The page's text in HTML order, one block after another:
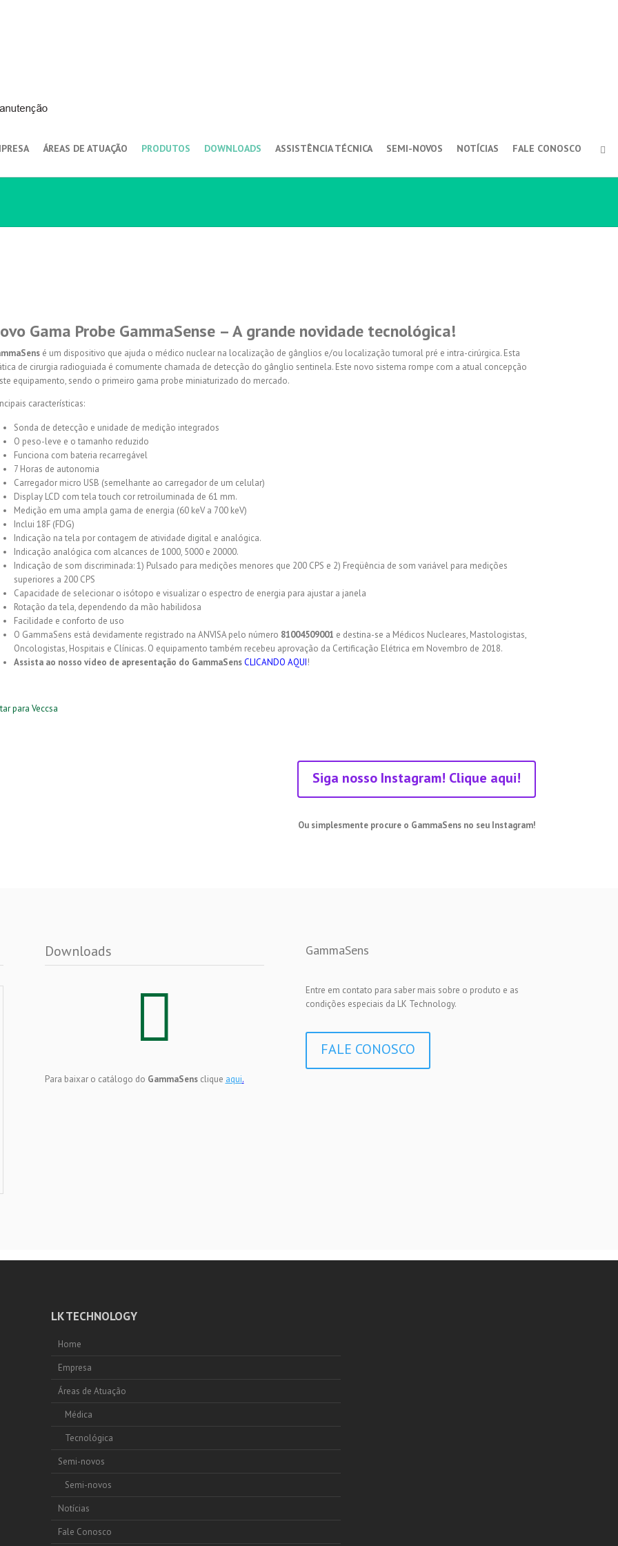
ÁREAS DE ATUAÇÃO PRODUTOS DOWNLOADS ASSISTÊNCIA TÉCNICA SEMI-NOVOS NOTÍCIAS FALE CONOSCO
Gama Probe GammaSense – A grande novidade tecnológica!
é um dispositivo que ajuda o médico nuclear na localização de gânglios e/ou localização tumoral pré e intra-cirúrgica. Esta
de cirurgia radioguiada é comumente chamada de detecção do gânglio sentinela. Este novo sistema rompe com a atual concepção
equipamento, sendo o primeiro gama probe miniaturizado do mercado.
características:
Sonda de detecção e unidade de medição integrados
O peso-leve e o tamanho reduzido
Funciona com bateria recarregável
7 Horas de autonomia
Carregador micro USB (semelhante ao carregador de um celular)
Display LCD com tela touch cor retroiluminada de 61 mm.
Medição em uma ampla gama de energia (60 keV a 700 keV)
Inclui 18F (FDG)
Indicação na tela por contagem de atividade digital e analógica.
Indicação analógica com alcances de 1000, 5000 e 20000.
Indicação de som discriminada: 1) Pulsado para medições menores que 200 CPS e 2) Freqüência de som variável para medições
superiores a 200 CPS
Capacidade de selecionar o isótopo e visualizar o espectro de energia para ajustar a janela
Rotação da tela, dependendo da mão habilidosa
Facilidade e conforto de uso
O GammaSens está devidamente registrado na ANVISA pelo número 81004509001 e destina-se a Médicos Nucleares, Mastologistas,
Oncologistas, Hospitais e Clínicas. O equipamento também recebeu aprovação da Certificação Elétrica em Novembro de 2018.
Assista ao nosso vídeo de apresentação do GammaSensCLICANDO AQUI!
para Veccsa
Siga nosso Instagram! Clique aqui!
Ou simplesmente procure o GammaSens no seu Instagram!
Downloads

Para baixar o catálogo do GammaSensclique aqui.
GammaSens
Entre em contato para saber mais sobre o produto e as
condições especiais da LK Technology.
FALE CONOSCO
LK TECHNOLOGY
Home
Empresa
Áreas de Atuação
Médica
Tecnológica
Semi-novos
Semi-novos
Notícias
Fale Conosco